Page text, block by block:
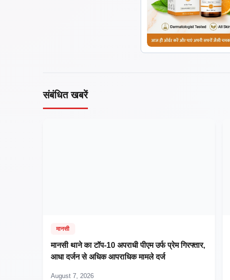
संबंधित खबरें
मानसी
मानसी थाने का टॉप-10 अपराधी पीएम उर्फ प्रेम गिरफ्तार,
आधा दर्जन से अधिक आपराधिक मामले दर्ज
August 7, 2026